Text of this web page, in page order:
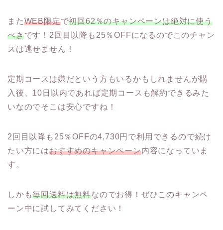
またWEB限定で初回62％のキャンペーンは絶対に使う
べきです！2回目以降も25％OFFになるのでこのチャン
スは逃せません！
定期コースは嫌だという方もいるかもしれませんが購
入後、10日以内であれば定期コースも解約できるみた
いなのでそこは安心ですね！
2回目以降も25％OFFの4,730円で利用できるので続け
たい方にはおすすめのキャンペーン内容になっていま
す。
しかも毎回送料は無料なのでお得！ぜひこのキャンペ
ーン中に試してみてください！